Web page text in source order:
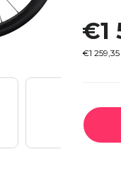
€1
€1
cena: